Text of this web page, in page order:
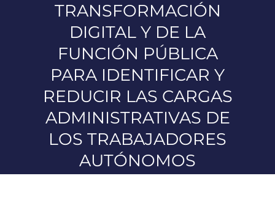
TRANSFORMACIÓN
DIGITAL Y DE LA
FUNCIÓN PÚBLICA
PARA IDENTIFICAR Y
REDUCIR LAS CARGAS
ADMINISTRATIVAS DE
LOS TRABAJADORES
AUTÓNOMOS